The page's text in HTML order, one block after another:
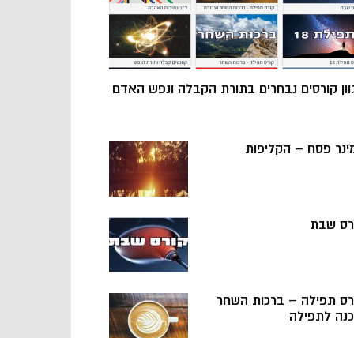
קורסים נבחרים בתורת הקבלה ונפש האדם
פסח – הקליפות
שבת
תפילה – ברכות השחר
לתפילה